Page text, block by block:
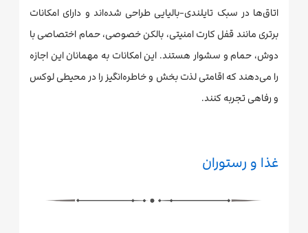
اتاق‌ها در سبک تایلندی-بالیایی طراحی شده‌اند و دارای امکانات
برتری مانند قفل کارت امنیتی، بالکن خصوصی، حمام اختصاصی با
دوش، حمام و سشوار هستند. این امکانات به مهمانان این اجازه
را می‌دهند که اقامتی لذت بخش و خاطره‌انگیز را در محیطی لوکس
و رفاهی تجربه کنند.
غذا و رستوران